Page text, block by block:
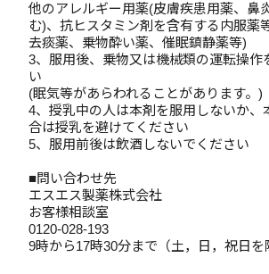
他のアレルギー用薬(皮膚疾患用薬、鼻
む)、抗ヒスタミン剤を含有する内服薬
去痰薬、乗物酔い薬、催眠鎮静薬等)
3、服用後、乗物又は機械類の運転操作
い
(眠気等があらわれることがあります。)
4、授乳中の人は本剤を服用しないか、
合は授乳を避けてください
5、服用前後は飲酒しないでください
■問い合わせ先
エスエス製薬株式会社
お客様相談室
0120-028-193
9時から17時30分まで（土，日，祝日を